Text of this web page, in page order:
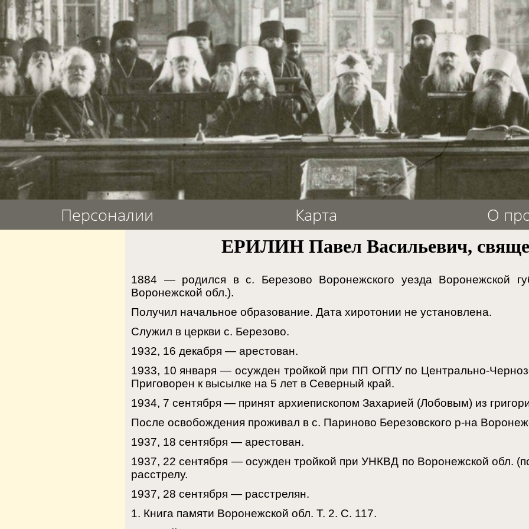
Персоналии Карта О
ЕРИЛИН Павел Васильевич,
1884 — родился в с. Березово Воронежского уезда Воронежской
Воронежской обл.).
Получил начальное образование. Дата хиротонии не установлена.
Служил в церкви с. Березово.
1932, 16 декабря — арестован.
1933, 10 января — осужден тройкой при ПП ОГПУ по Центрально-
Приговорен к высылке на 5 лет в Северный край.
1934, 7 сентября — принят архиепископом Захарией (Лобовым) из
После освобождения проживал в с. Париново Березовского р-на
1937, 18 сентября — арестован.
1937, 22 сентября — осужден тройкой при УНКВД по Воронежской обл.
расстрелу.
1937, 28 сентября — расстрелян.
1. Книга памяти Воронежской обл. Т. 2. С. 117.